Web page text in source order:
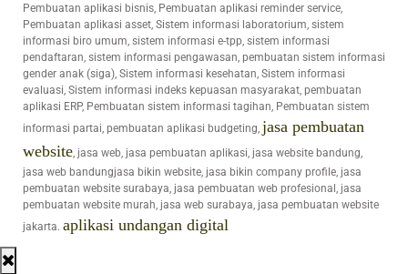
Pembuatan aplikasi bisnis, Pembuatan aplikasi reminder service,
Pembuatan aplikasi asset, Sistem informasi laboratorium, sistem
informasi biro umum, sistem informasi e-tpp, sistem informasi
pendaftaran, sistem informasi pengawasan, pembuatan sistem informasi
gender anak (siga), Sistem informasi kesehatan, Sistem informasi
evaluasi, Sistem informasi indeks kepuasan masyarakat, pembuatan
aplikasi ERP, Pembuatan sistem informasi tagihan, Pembuatan sistem
informasi partai, pembuatan aplikasi budgeting, jasa pembuatan
website, jasa web, jasa pembuatan aplikasi, jasa website bandung,
jasa web bandungjasa bikin website, jasa bikin company profile, jasa
pembuatan website surabaya, jasa pembuatan web profesional, jasa
pembuatan website murah, jasa web surabaya, jasa pembuatan website
jakarta. aplikasi undangan digital